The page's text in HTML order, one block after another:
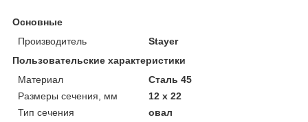
Основные
Производитель
Stayer
Пользовательские характеристики
Материал
Сталь 45
Размеры сечения, мм
12 х 22
Тип сечения
овал